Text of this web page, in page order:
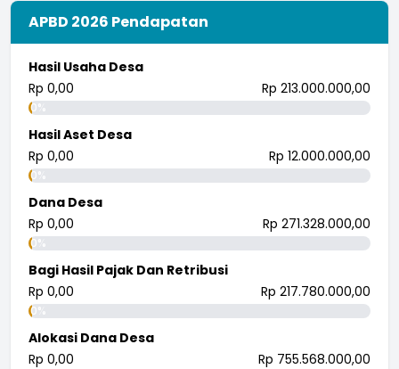
APBD 2026 Pendapatan
Hasil Usaha Desa
Rp 0,00
Rp 213.000.000,00
0%
Hasil Aset Desa
Rp 0,00
Rp 12.000.000,00
0%
Dana Desa
Rp 0,00
Rp 271.328.000,00
0%
Bagi Hasil Pajak Dan Retribusi
Rp 0,00
Rp 217.780.000,00
0%
Alokasi Dana Desa
Rp 0,00
Rp 755.568.000,00